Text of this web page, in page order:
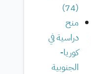
(
74
)
منح
دراسية في
كوريا-
الجنوبية